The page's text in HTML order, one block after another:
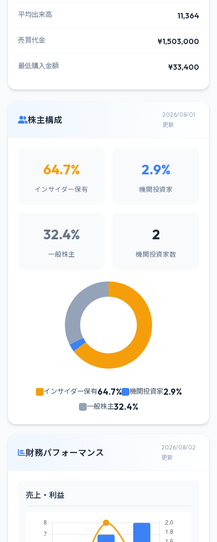
平均出来高 11,364
売買代金 ¥1,503,000
最低購入金額 ¥33,400
株主構成
2026/08/01
更新
64.7%
インサイダー保有
2.9%
機関投資家
32.4%
一般株主
2
機関投資家数
インサイダー保有64.7% 機関投資家2.9%
一般株主32.4%
財務パフォーマンス
2026/08/02
更新
売上・利益